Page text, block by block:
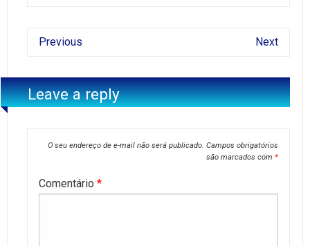
Previous Next
Leave a reply
O seu endereço de e-mail não será publicado. Campos obrigatórios
são marcados com *
Comentário *